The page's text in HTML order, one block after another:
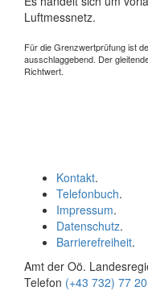
Luftmessnetz.
Für die Grenzwertprüfung ist
ausschlaggebend. Der
Richtwert.
Kontakt.
Telefonbuch.
Impressum.
Datenschutz.
Barrierefreiheit.
Amt der Oö.
Telefon (+43 732) 77